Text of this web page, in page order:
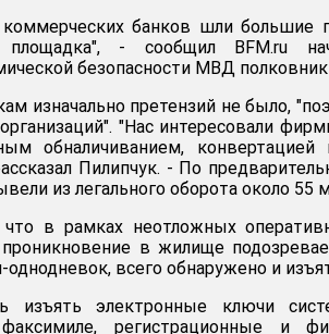
банков шли большие
площадка", - сообщил BFM.ru
безопасности МВД
изначально претензий не было,
"Нас интересовали
обналичиванием,
Пилипчук. - По
из легального оборота около 55
что в рамках неотложных
проникновение в жилище
всего обнаружено и
изъять электронные ключи
регистрационные и